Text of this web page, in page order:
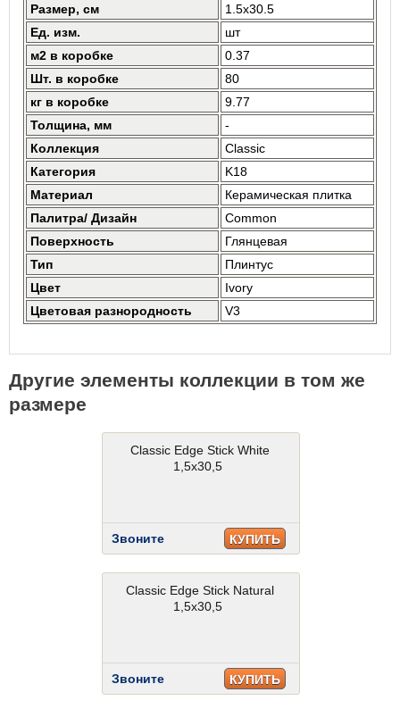
Размер, см
1.5x30.5
Ед. изм.
шт
м2 в коробке
0.37
Шт. в коробке
80
кг в коробке
9.77
Толщина, мм
-
Коллекция
Classic
Категория
K18
Материал
Керамическая плитка
Палитра/ Дизайн
Common
Поверхность
Глянцевая
Тип
Плинтус
Цвет
Ivory
Цветовая разнородность
V3
Другие элементы коллекции в том же
размере
Classic Edge Stick White
1,5x30,5
Звоните КУПИТЬ
Classic Edge Stick Natural
1,5x30,5
Звоните КУПИТЬ